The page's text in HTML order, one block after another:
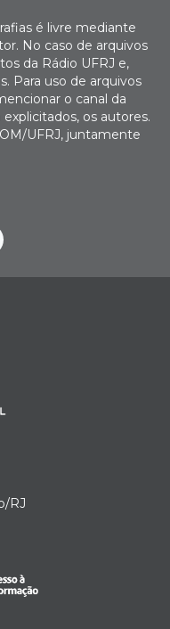
é livre mediante
No caso de arquivos
da Rádio UFRJ e,
Para uso de arquivos
o canal da
os autores.
UFRJ, juntamente
RJ